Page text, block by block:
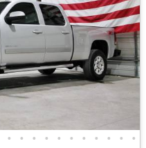
• • • • • • • • • • •